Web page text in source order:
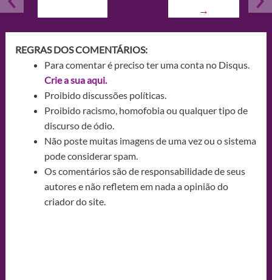
→
REGRAS DOS COMENTÁRIOS:
Para comentar é preciso ter uma conta no Disqus.
Crie a sua aqui.
Proibido discussões políticas.
Proibido racismo, homofobia ou qualquer tipo de
discurso de ódio.
Não poste muitas imagens de uma vez ou o sistema
pode considerar spam.
Os comentários são de responsabilidade de seus
autores e não refletem em nada a opinião do
criador do site.